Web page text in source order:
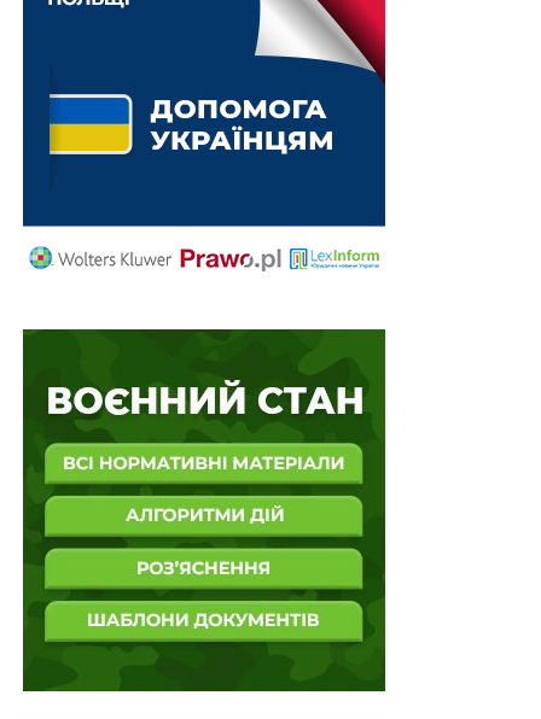
НШСУ, додавши, що Асоціація приватних виконавців
України й НШСУ підписали меморандум про
співпрацю, результатом якої стала розробка
навчального курсу, присвяченого тематиці виконання
судових рішень. Як уточнив Микола Оніщук, цей курс
юрисдикції, а також тієї, що лише напрацьовується в
системі загальних судів.
суддівської освіти. Зокрема, його проходитимуть
судді апеляційної інстанції, які наразі беруть участь у
конкурсах на заміщення вакантних посад і не мають
практичного досвіду відправлення правосуддя,
зокрема адвокати та науковці. Це також стосується
близько 1 800 майбутніх призначень суддів місцевих
судів.
Серед інших спікерів конференції відзначимо
виступи народного депутата України Павла Павліша,
судді Великої Палати Верховного Суду Ольги Ступак,
секторального менеджера Представництва ЄС в